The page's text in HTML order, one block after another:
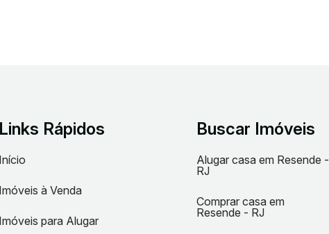
Links Rápidos
Início
Imóveis à Venda
Imóveis para Alugar
Buscar Imóveis
Alugar casa em Resende -
RJ
Comprar casa em
Resende - RJ